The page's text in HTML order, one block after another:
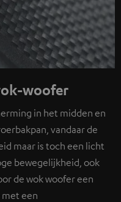
woofer
in het midden en
vandaar de
maar is toch een licht
bewegelijkheid, ook
de wok woofer een
een